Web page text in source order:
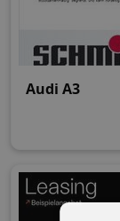
Audi A3